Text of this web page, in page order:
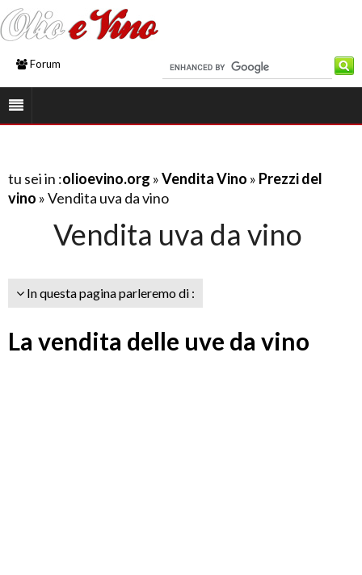
Forum
tu sei in :olioevino.org »Vendita Vino » Prezzi del
vino » Vendita uva da vino
Vendita uva da vino
In questa pagina parleremo di :
La vendita delle uve da vino